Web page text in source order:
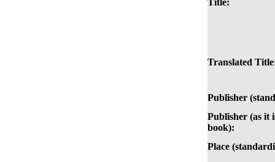
Title:
Translated
Publisher
Publisher (as it
book):
Place